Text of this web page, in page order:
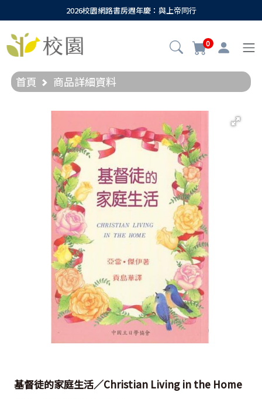
2026校園網路書房週年慶：與上帝同行
0
首頁 商品詳細資料
基督徒的家庭生活／Christian Living in the Home